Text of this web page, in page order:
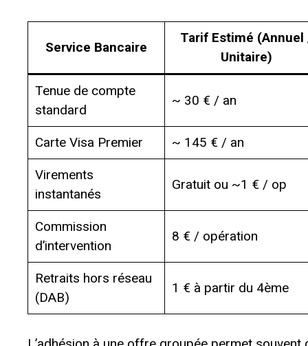
Service Bancaire
Tarif Estimé (Annuel
Unitaire)
Tenue de compte
standard
~ 30 € / an
Carte Visa Premier ~ 145 € / an
Virements
instantanés
Gratuit ou ~1 € / op
Commission
d’intervention
8 € / opération
Retraits hors réseau
(DAB)
1 € à partir du 4ème